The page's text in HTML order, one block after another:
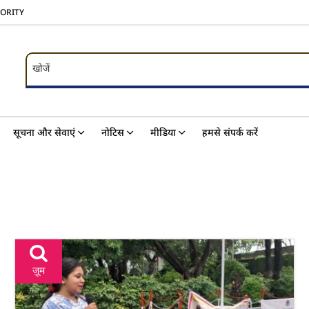
खोजें
खोजें
सूचना और सेवाएं नोटिस मीडिया हमसे संपर्क करें
ज़ूम